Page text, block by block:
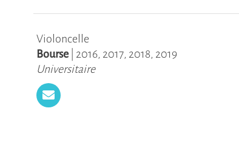
Violoncelle
Bourse
2016, 2017, 2018, 2019
Universitaire